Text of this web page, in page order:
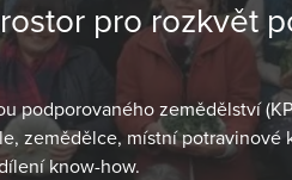
pro rozkvět
podporovaného zemědělství
zemědělce, místní potravinové
know-how.